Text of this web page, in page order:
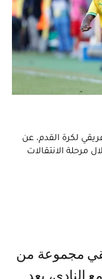
لكرة القدم، عن
مرحلة الانتقالات